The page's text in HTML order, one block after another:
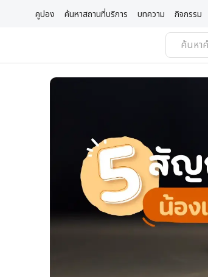
คูปอง ค้นหาสถานที่บริการ บทความ กิจกรรม